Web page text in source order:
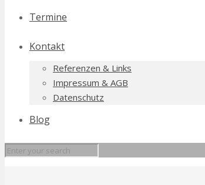
Termine
Kontakt
Referenzen & Links
Impressum & AGB
Datenschutz
Blog